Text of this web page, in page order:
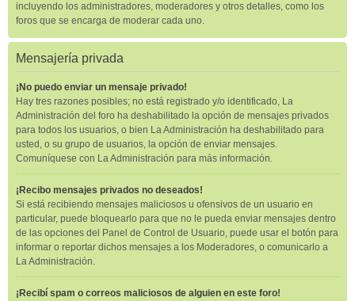
incluyendo los administradores, moderadores y otros detalles, como los
foros que se encarga de moderar cada uno.
Mensajería privada
¡No puedo enviar un mensaje privado!
Hay tres razones posibles; no está registrado y/o identificado, La
Administración del foro ha deshabilitado la opción de mensajes privados
para todos los usuarios, o bien La Administración ha deshabilitado para
usted, o su grupo de usuarios, la opción de enviar mensajes.
Comuníquese con La Administración para más información.
¡Recibo mensajes privados no deseados!
Si está recibiendo mensajes maliciosos u ofensivos de un usuario en
particular, puede bloquearlo para que no le pueda enviar mensajes dentro
de las opciones del Panel de Control de Usuario, puede usar el botón para
informar o reportar dichos mensajes a los Moderadores, o comunicarlo a
La Administración.
¡Recibí spam o correos maliciosos de alguien en este foro!